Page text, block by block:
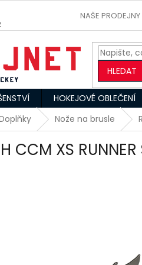
NAŠE PRODEJNY
HLEDAT
HOKEJOVÉ OBLEČENÍ
Nože na brusle
CCM XS RUNNER